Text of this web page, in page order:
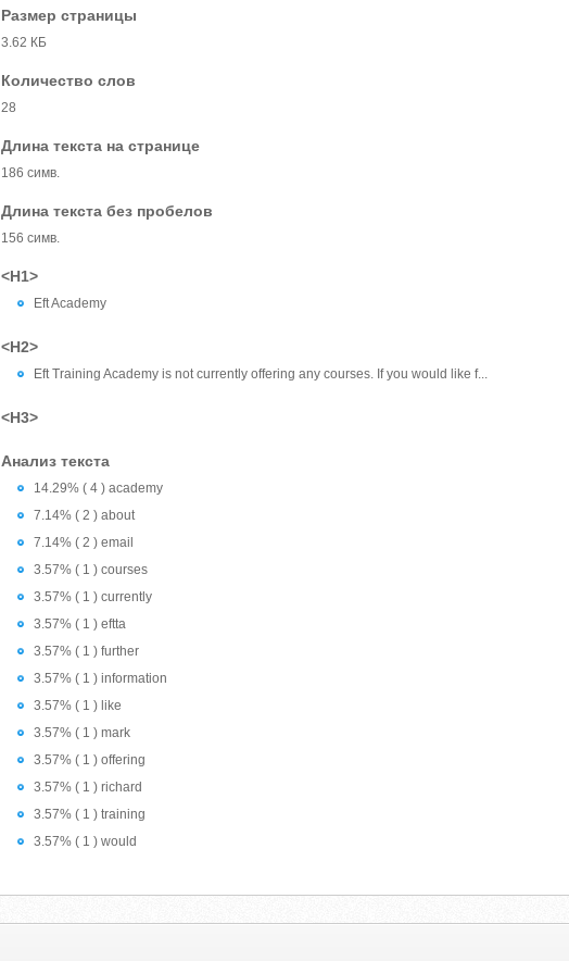
Размер страницы
3.62 КБ
Количество слов
28
Длина текста на странице
186 симв.
Длина текста без пробелов
156 симв.
<H1>
Eft Academy
<H2>
Eft Training Academy is not currently offering any courses. If you would like f...
<H3>
Анализ текста
14.29% ( 4 ) academy
7.14% ( 2 ) about
7.14% ( 2 ) email
3.57% ( 1 ) courses
3.57% ( 1 ) currently
3.57% ( 1 ) eftta
3.57% ( 1 ) further
3.57% ( 1 ) information
3.57% ( 1 ) like
3.57% ( 1 ) mark
3.57% ( 1 ) offering
3.57% ( 1 ) richard
3.57% ( 1 ) training
3.57% ( 1 ) would